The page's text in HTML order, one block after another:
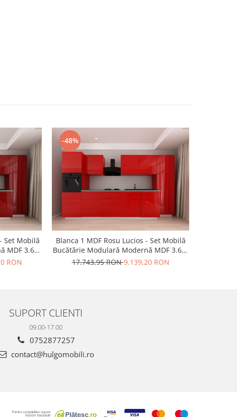
Set Mobilă
MDF 3.6m
Prin
RON
-48%
Blanca 1 MDF Rosu Lucios - Set Mobilă
Bucătărie Modulară Modernă MDF 3.6m
Premium Configurabilă Deschidere Prin
17.743,95 RON9.139,20 RON
SUPORT CLIENTI
09.00-17.00
0752877257
contact@hulgomobili.ro